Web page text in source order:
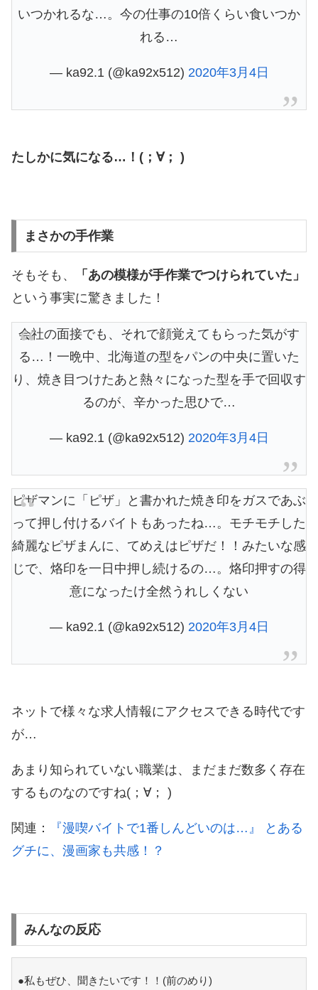
いつかれるな…。今の仕事の10倍くらい食いつか
れる…
— ka92.1 (@ka92x512) 2020年3月4日
たしかに気になる…！(；∀； )
まさかの手作業
そもそも、
「あの模様が手作業でつけられていた」
という事実に驚きました！
会社の面接でも、それで顔覚えてもらった気がす
る…！一晩中、北海道の型をパンの中央に置いた
り、焼き目つけたあと熱々になった型を手で回収す
るのが、辛かった思ひで…
— ka92.1 (@ka92x512) 2020年3月4日
ピザマンに「ピザ」と書かれた焼き印をガスであぶ
って押し付けるバイトもあったね…。モチモチした
綺麗なピザまんに、てめえはピザだ！！みたいな感
じで、烙印を一日中押し続けるの…。烙印押すの得
意になったけ全然うれしくない
— ka92.1 (@ka92x512) 2020年3月4日
ネットで様々な求人情報にアクセスできる時代です
が…
あまり知られていない職業は、まだまだ数多く存在
するものなのですね(；∀； )
関連：
『漫喫バイトで1番しんどいのは…』 とある
グチに、漫画家も共感！？
みんなの反応
●私もぜひ、聞きたいです！！(前のめり)